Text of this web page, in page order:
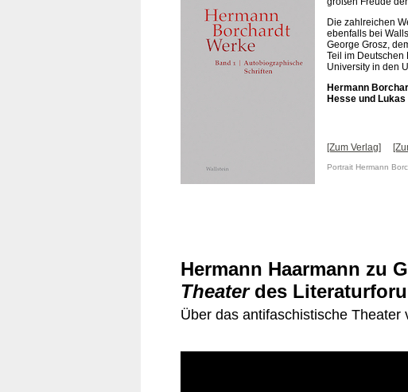
Die zahlreichen
ebenfalls bei
George Grosz,
Teil im Deutschen
University in den
Hermann
Hesse und Lukas
[Zum Verlag]
Portrait Hermann
Hermann Haarmann zu
Theaterdes
Über das antifaschistische